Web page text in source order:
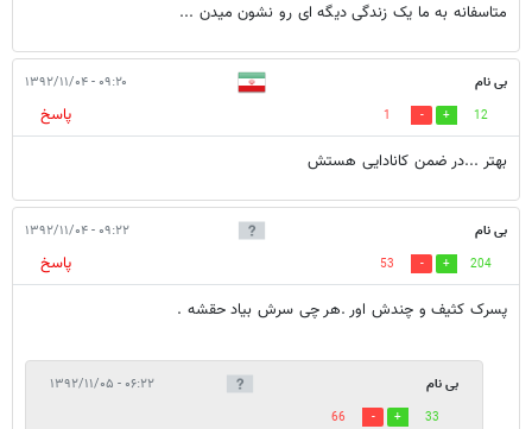
متاسفانه به ما یک زندگی دیگه ای رو نشون میدن ...
بی نام ۰۹:۲۰ - ۱۳۹۲/۱۱/۰۴
12
1
پاسخ
بهتر ...در ضمن کانادایی هستش
بی نام ۰۹:۲۲ - ۱۳۹۲/۱۱/۰۴
204
53
پاسخ
پسرک کثیف و چندش اور .هر چی سرش بیاد حقشه .
بی نام ۰۶:۲۲ - ۱۳۹۲/۱۱/۰۵
33
66